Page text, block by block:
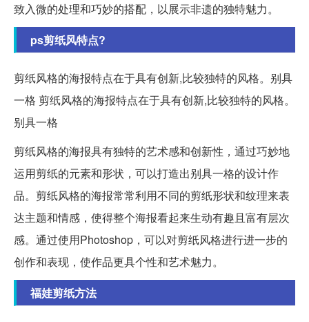
致入微的处理和巧妙的搭配，以展示非遗的独特魅力。
ps剪纸风特点?
剪纸风格的海报特点在于具有创新,比较独特的风格。别具
一格 剪纸风格的海报特点在于具有创新,比较独特的风格。
别具一格
剪纸风格的海报具有独特的艺术感和创新性，通过巧妙地
运用剪纸的元素和形状，可以打造出别具一格的设计作
品。剪纸风格的海报常常利用不同的剪纸形状和纹理来表
达主题和情感，使得整个海报看起来生动有趣且富有层次
感。通过使用Photoshop，可以对剪纸风格进行进一步的
创作和表现，使作品更具个性和艺术魅力。
福娃剪纸方法